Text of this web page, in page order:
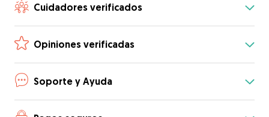
Cuidadores verificados
Opiniones verificadas
Soporte y Ayuda